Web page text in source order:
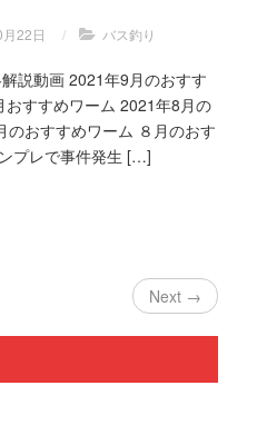
22日 / バス釣り
説動画 2021年9月のおすす
すすめワーム 2021年8月の
のおすすめワーム ８月のおす
プレで事件発生 […]
Next →